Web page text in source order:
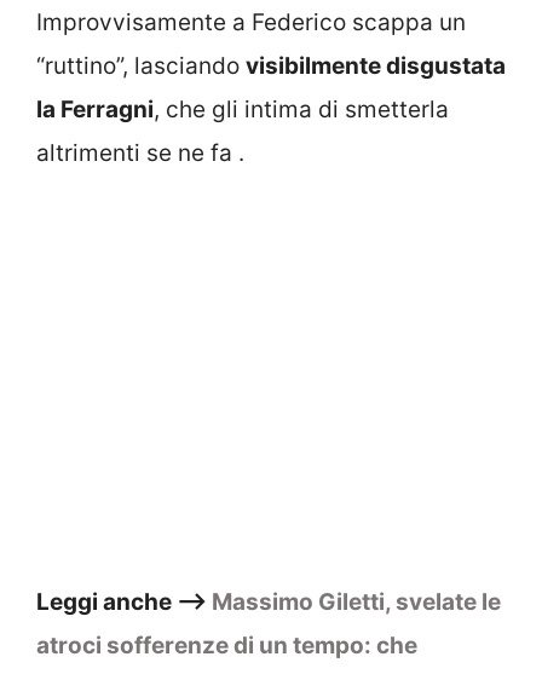
Improvvisamente a Federico scappa un
“ruttino”, lasciando visibilmente disgustata
la Ferragni, che gli intima di smetterla
altrimenti se ne fa .
Leggi anche –> Massimo Giletti, svelate le
atroci sofferenze di un tempo: che